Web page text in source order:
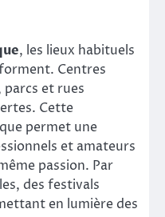
, les lieux habituels
Centres
et rues
Cette
permet une
et amateurs
passion. Par
des festivals
en lumière des